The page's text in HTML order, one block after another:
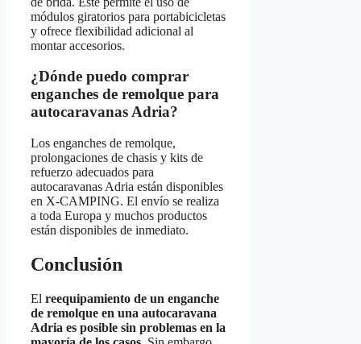
módulos giratorios para portabicicletas
y ofrece flexibilidad adicional al
montar accesorios.
¿Dónde puedo comprar
enganches de remolque para
autocaravanas Adria?
Los enganches de remolque,
prolongaciones de chasis y kits de
refuerzo adecuados para
autocaravanas Adria están disponibles
en X-CAMPING. El envío se realiza
a toda Europa y muchos productos
están disponibles de inmediato.
Conclusión
El reequipamiento de un enganche
de remolque en una autocaravana
Adria es posible sin problemas en la